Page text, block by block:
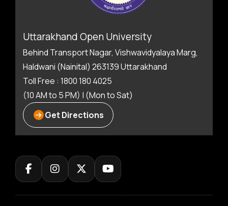
Uttarakhand Open University
Behind Transport Nagar, Vishwavidyalaya Marg,
Haldwani (Nainital) 263139 Uttarakhand
Toll Free : 1800 180 4025
(10 AM to 5 PM) | (Mon to Sat)
Get Directions